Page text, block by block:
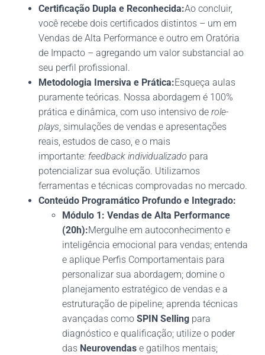
Certificação Dupla e Reconhecida:Ao concluir,
você recebe dois certificados distintos – um em
Vendas de Alta Performance e outro em Oratória
de Impacto – agregando um valor substancial ao
seu perfil profissional.
Metodologia Imersiva e Prática:Esqueça aulas
puramente teóricas. Nossa abordagem é 100%
prática e dinâmica, com uso intensivo de role-
plays, simulações de vendas e apresentações
reais, estudos de caso, e o mais
importante: feedback individualizado para
potencializar sua evolução. Utilizamos
ferramentas e técnicas comprovadas no mercado.
Conteúdo Programático Profundo e Integrado:
Módulo 1: Vendas de Alta Performance
(20h):Mergulhe em autoconhecimento e
inteligência emocional para vendas; entenda
e aplique Perfis Comportamentais para
personalizar sua abordagem; domine o
planejamento estratégico de vendas e a
estruturação de pipeline; aprenda técnicas
avançadas como SPIN Selling para
diagnóstico e qualificação; utilize o poder
das Neurovendas e gatilhos mentais;